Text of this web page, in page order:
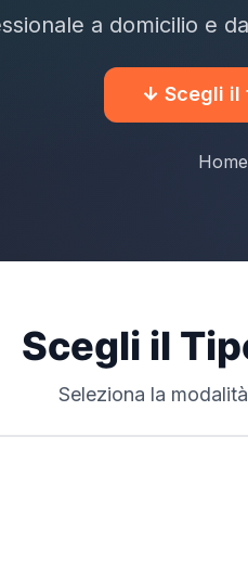
a domicilio e
Scegli il
Home
Scegli il
Seleziona la